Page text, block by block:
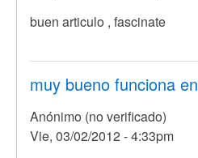
buen articulo , fascinate
muy bueno funciona en
Anónimo (no verificado)
Vie, 03/02/2012 - 4:33pm